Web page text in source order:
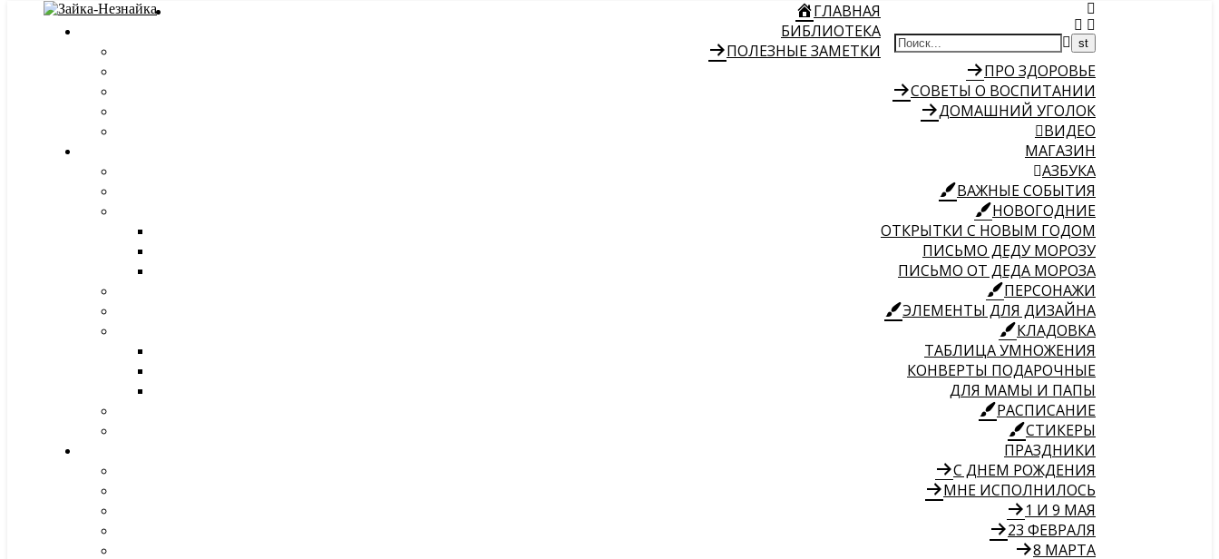
ГЛАВНАЯ
БИБЛИОТЕКА
ПОЛЕЗНЫЕ ЗАМЕТКИ
ПРО ЗДОРОВЬЕ
СОВЕТЫ О ВОСПИТАНИИ
ДОМАШНИЙ УГОЛОК
ВИДЕО
МАГАЗИН
АЗБУКА
ВАЖНЫЕ СОБЫТИЯ
НОВОГОДНИЕ
ОТКРЫТКИ С НОВЫМ ГОДОМ
ПИСЬМО ДЕДУ МОРОЗУ
ПИСЬМО ОТ ДЕДА МОРОЗА
ПЕРСОНАЖИ
ЭЛЕМЕНТЫ ДЛЯ ДИЗАЙНА
КЛАДОВКА
ТАБЛИЦА УМНОЖЕНИЯ
КОНВЕРТЫ ПОДАРОЧНЫЕ
ДЛЯ МАМЫ И ПАПЫ
РАСПИСАНИЕ
СТИКЕРЫ
ПРАЗДНИКИ
С ДНЕМ РОЖДЕНИЯ
МНЕ ИСПОЛНИЛОСЬ
1 И 9 МАЯ
23 ФЕВРАЛЯ
8 МАРТА